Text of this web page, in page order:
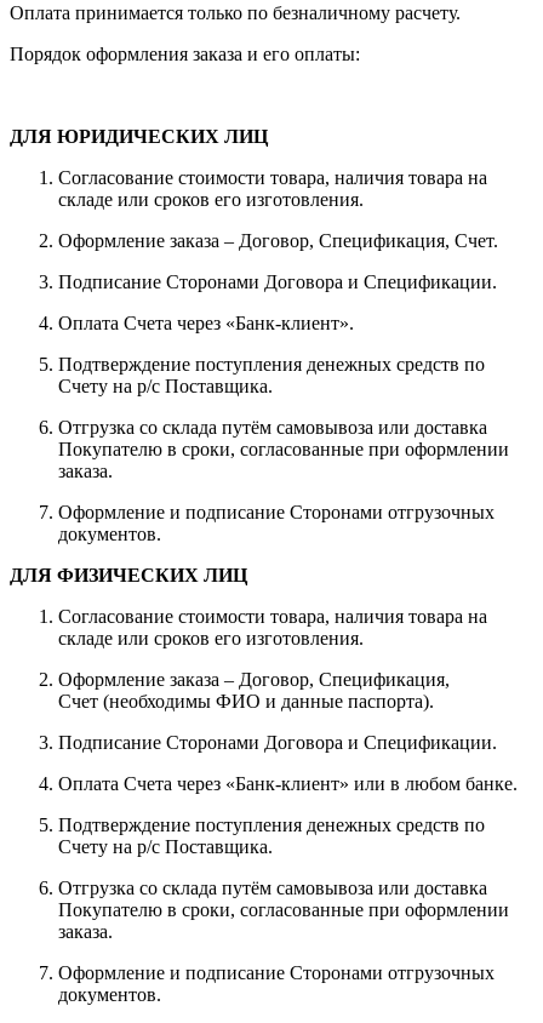
Оплата принимается только по безналичному расчету.
Порядок оформления заказа и его оплаты:
ДЛЯ ЮРИДИЧЕСКИХ ЛИЦ
Согласование стоимости товара, наличия товара на
складе или сроков его изготовления.
Оформление заказа – Договор, Спецификация, Счет.
Подписание Сторонами Договора и Спецификации.
Оплата Счета через «Банк-клиент».
Подтверждение поступления денежных средств по
Счету на р/с Поставщика.
Отгрузка со склада путём самовывоза или доставка
Покупателю в сроки, согласованные при оформлении
заказа.
Оформление и подписание Сторонами отгрузочных
документов.
ДЛЯ ФИЗИЧЕСКИХ ЛИЦ
Согласование стоимости товара, наличия товара на
складе или сроков его изготовления.
Оформление заказа – Договор, Спецификация,
Счет (необходимы ФИО и данные паспорта).
Подписание Сторонами Договора и Спецификации.
Оплата Счета через «Банк-клиент» или в любом банке.
Подтверждение поступления денежных средств по
Счету на р/с Поставщика.
Отгрузка со склада путём самовывоза или доставка
Покупателю в сроки, согласованные при оформлении
заказа.
Оформление и подписание Сторонами отгрузочных
документов.